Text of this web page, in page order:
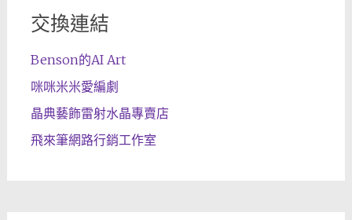
交換連結
Benson的AI Art
咪咪米米愛編劇
晶典藝飾雷射水晶專賣店
飛來筆網路行銷工作室